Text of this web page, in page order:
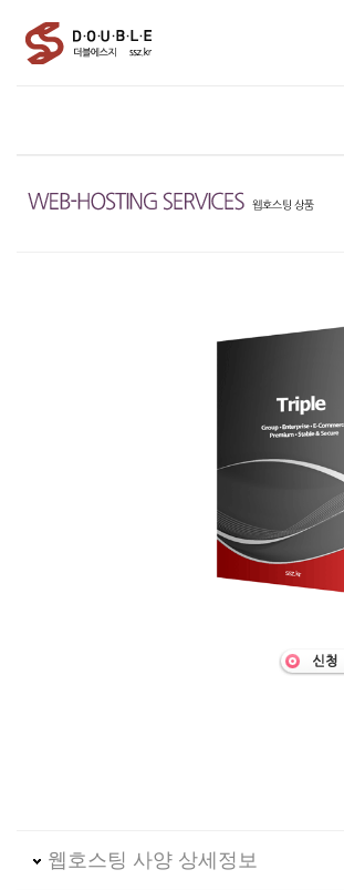
웹호스팅 사양 상세정보